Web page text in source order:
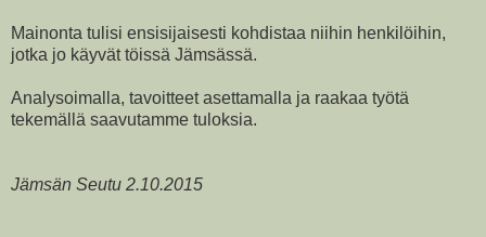
Mainonta tulisi ensisijaisesti kohdistaa niihin henkilöihin,
jotka jo käyvät töissä Jämsässä.
Analysoimalla, tavoitteet asettamalla ja raakaa työtä
tekemällä saavutamme tuloksia.
Jämsän Seutu 2.10.2015